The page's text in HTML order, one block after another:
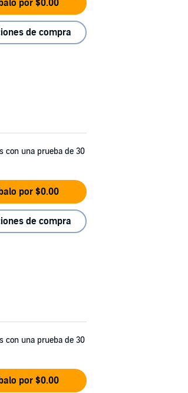
por $0.00
de compra
con una prueba de 30
por $0.00
de compra
con una prueba de 30
por $0.00